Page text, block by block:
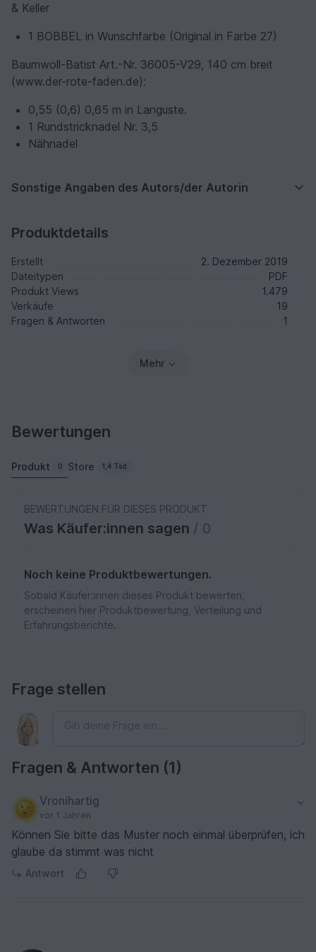
& Keller
1 BOBBEL in Wunschfarbe (Original in Farbe 27)
Baumwoll-Batist Art.-Nr. 36005-V29, 140 cm breit
(www.der-rote-faden.de):
0,55 (0,6) 0,65 m in Languste.
1 Rundstricknadel Nr. 3,5
Nähnadel
Sonstige Angaben des Autors/der Autorin
Produktdetails
Erstellt
2. Dezember 2019
Dateitypen
PDF
Produkt Views
1.479
Verkäufe
19
Fragen & Antworten
1
Mehr
Bewertungen
Produkt 0 Store 1,4 Tsd.
BEWERTUNGEN FÜR DIESES PRODUKT
Was Käufer:innen sagen / 0
Noch keine Produktbewertungen.
Sobald Käufer:innen dieses Produkt bewerten,
erscheinen hier Produktbewertung, Verteilung und
Erfahrungsberichte.
Frage stellen
Fragen & Antworten (1)
Vronihartig
vor 1 Jahren
Können Sie bitte das Muster noch einmal überprüfen, ich
glaube da stimmt was nicht
Antwort